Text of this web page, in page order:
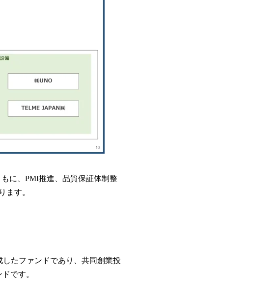
に、PMI推進、品質保証体制整
ます。
したファンドであり、共同創業投
です。